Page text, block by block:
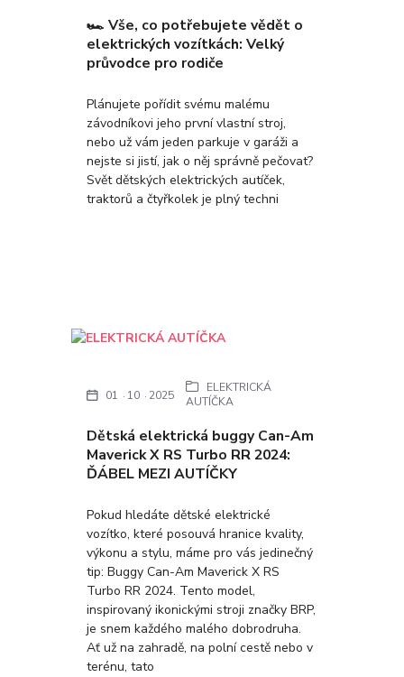
🏎️ Vše, co potřebujete vědět o
elektrických vozítkách: Velký
průvodce pro rodiče
Plánujete pořídit svému malému
závodníkovi jeho první vlastní stroj,
nebo už vám jeden parkuje v garáži a
nejste si jistí, jak o něj správně pečovat?
Svět dětských elektrických autíček,
traktorů a čtyřkolek je plný techni
Dětská elektrická buggy Can-Am
Maverick X RS Turbo RR 2024:
ĎÁBEL MEZI AUTÍČKY
01 10 2025
ELEKTRICKÁ
AUTÍČKA
Pokud hledáte dětské elektrické
vozítko, které posouvá hranice kvality,
výkonu a stylu, máme pro vás jedinečný
tip: Buggy Can-Am Maverick X RS
Turbo RR 2024. Tento model,
inspirovaný ikonickými stroji značky BRP,
je snem každého malého dobrodruha.
Ať už na zahradě, na polní cestě nebo v
terénu, tato